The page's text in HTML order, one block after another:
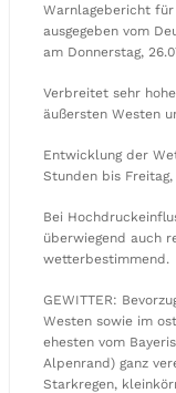
Warnlagebericht
ausgegeben vom
am Donnerstag,
Verbreitet sehr
äußersten Westen
Entwicklung der
Stunden bis Freitag,
Bei
überwiegend auch
wetterbestimmend.
GEWITTER:
Westen sowie im
ehesten vom
Alpenrand) ganz
Starkregen,